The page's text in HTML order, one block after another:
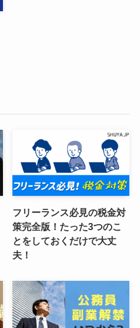
フリーランス必見の税金対
策完全版！たった3つのこ
とをしておくだけで大丈
夫！